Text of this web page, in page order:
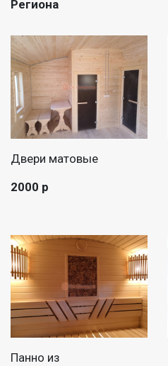
Региона
Двери матовые
2000 р
Панно из